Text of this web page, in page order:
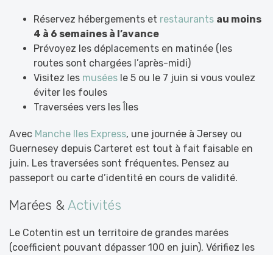
Réservez hébergements et restaurants au moins
4 à 6 semaines à l’avance
Prévoyez les déplacements en matinée (les
routes sont chargées l’après-midi)
Visitez les musées le 5 ou le 7 juin si vous voulez
éviter les foules
Traversées vers les Îles
Avec Manche Iles Express, une journée à Jersey ou
Guernesey depuis Carteret est tout à fait faisable en
juin. Les traversées sont fréquentes. Pensez au
passeport ou carte d’identité en cours de validité.
Marées &Activités
Le Cotentin est un territoire de grandes marées
(coefficient pouvant dépasser 100 en juin). Vérifiez les